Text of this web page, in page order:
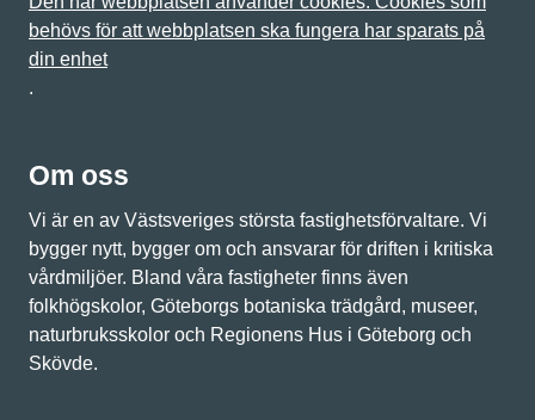
behövs för att webbplatsen ska fungera har sparats på
din enhet
.
Om oss
Vi är en av Västsveriges största fastighetsförvaltare. Vi
bygger nytt, bygger om och ansvarar för driften i kritiska
vårdmiljöer. Bland våra fastigheter finns även
folkhögskolor, Göteborgs botaniska trädgård, museer,
naturbruksskolor och Regionens Hus i Göteborg och
Skövde.